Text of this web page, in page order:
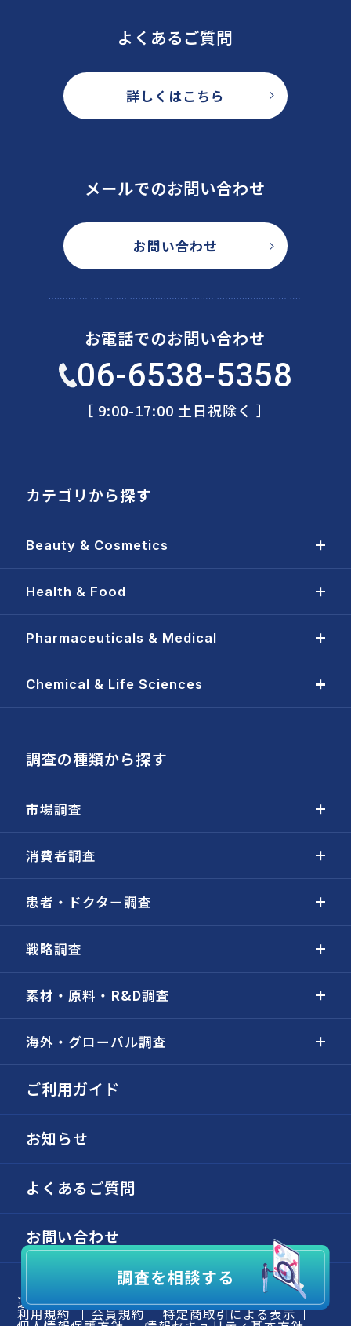
よくあるご質問
詳しくはこちら
メールでのお問い合わせ
お問い合わせ
お電話でのお問い合わせ
06-6538-5358
［ 9:00-17:00 土日祝除く ］
カテゴリから探す
Beauty & Cosmetics
Health & Food
Pharmaceuticals & Medical
Chemical & Life Sciences
調査の種類から探す
市場調査
消費者調査
患者・ドクター調査
戦略調査
素材・原料・R&D調査
海外・グローバル調査
ご利用ガイド
お知らせ
よくあるご質問
お問い合わせ
運営会社 個別の依頼・受託調査 弊社の強み
利用規約 会員規約 特定商取引による表示